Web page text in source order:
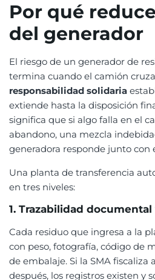
Por qué
del generador
El riesgo de un generador de
termina cuando el camión
responsabilidad solidaria
extiende hasta la disposición
significa que si algo falla en el
abandono, una mezcla
generadora responde junto con
Una planta de transferencia
en tres niveles:
1. Trazabilidad
Cada residuo que ingresa a la
con peso, fotografía, código de
de embalaje. Si la SMA fiscaliza
después, los registros existen y